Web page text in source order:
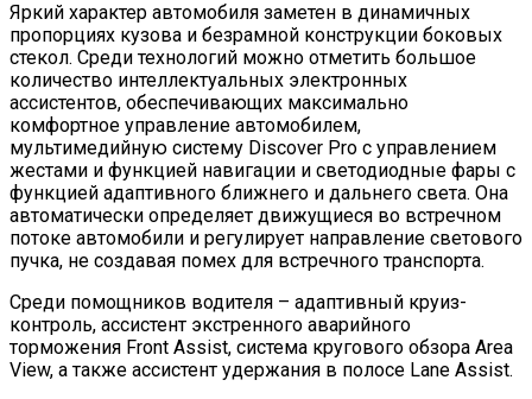
Яркий характер автомобиля заметен в динамичных
пропорциях кузова и безрамной конструкции боковых
стекол. Среди технологий можно отметить большое
количество интеллектуальных электронных
ассистентов, обеспечивающих максимально
комфортное управление автомобилем,
мультимедийную систему Discover Pro с управлением
жестами и функцией навигации и светодиодные фары с
функцией адаптивного ближнего и дальнего света. Она
автоматически определяет движущиеся во встречном
потоке автомобили и регулирует направление светового
пучка, не создавая помех для встречного транспорта.
Среди помощников водителя – адаптивный круиз-
контроль, ассистент экстренного аварийного
торможения Front Assist, система кругового обзора Area
View, а также ассистент удержания в полосе Lane Assist.